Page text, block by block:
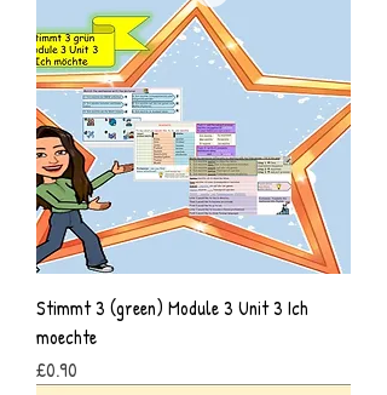
Stimmt 3 (green) Module 3 Unit 3 Ich
moechte
Price
£0.90